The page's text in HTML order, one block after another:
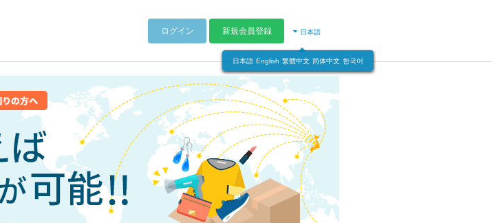
ログイン 新規会員登録 日本語
日本語 English 繁體中文 简体中文 한국어